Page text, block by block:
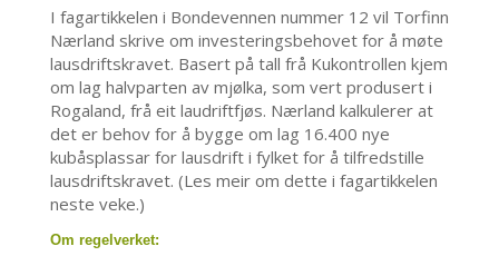
I fagartikkelen i Bondevennen nummer 12 vil Torfinn
Nærland skrive om investeringsbehovet for å møte
lausdriftskravet. Basert på tall frå Kukontrollen kjem
om lag halvparten av mjølka, som vert produsert i
Rogaland, frå eit laudriftfjøs. Nærland kalkulerer at
det er behov for å bygge om lag 16.400 nye
kubåsplassar for lausdrift i fylket for å tilfredstille
lausdriftskravet. (Les meir om dette i fagartikkelen
neste veke.)
Om regelverket: